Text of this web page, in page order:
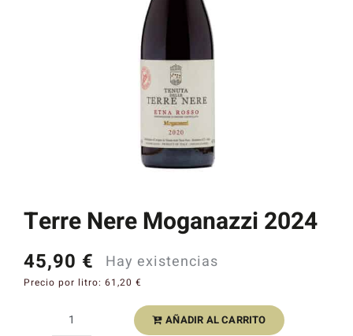
Terre Nere Moganazzi 2024
45,90 € Hay existencias
Precio por litro: 61,20 €
Terre
AÑADIR AL CARRITO